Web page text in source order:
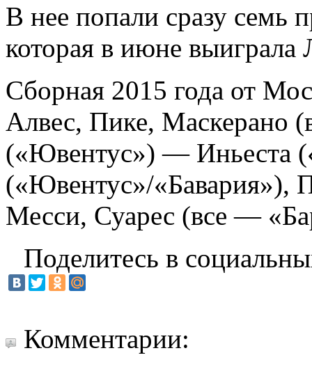
В нее попали сразу семь
которая в июне
Сборная 2015 года от
Алвес, Пике, Маскерано
(«Ювентус») — Иньеста
(«Ювентус»/
Месси, Суарес (все —
Поделитесь в
Комментарии: